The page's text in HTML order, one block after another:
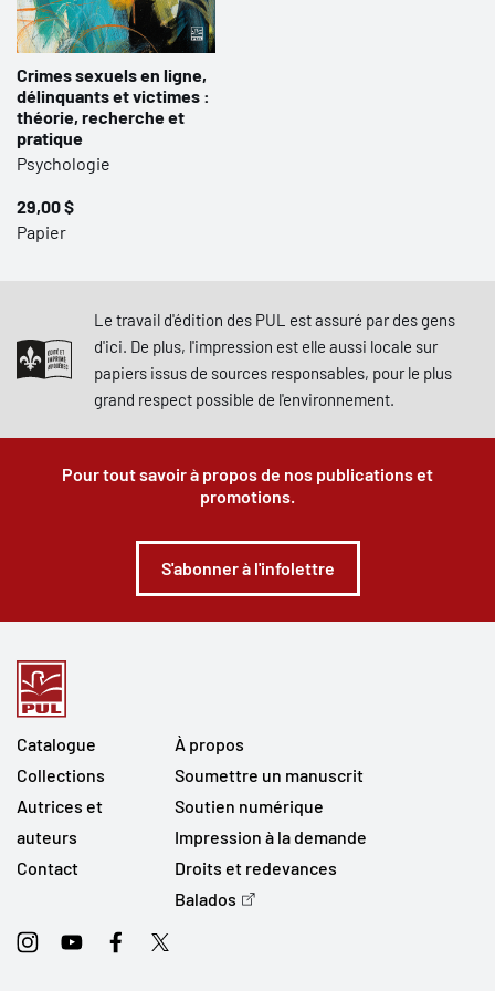
Crimes sexuels en ligne,
délinquants et victimes :
théorie, recherche et
pratique
Psychologie
29,00 $
Papier
Le travail d'édition des PUL est assuré par des gens
d'ici. De plus, l'impression est elle aussi locale sur
papiers issus de sources responsables, pour le plus
grand respect possible de l'environnement.
Pour tout savoir à propos de nos publications et
promotions.
S'abonner à l'infolettre
Catalogue
Collections
Autrices et
auteurs
Contact
À propos
Soumettre un manuscrit
Soutien numérique
Impression à la demande
Droits et redevances
Balados
InstagramYoutubeFacebookTwitter